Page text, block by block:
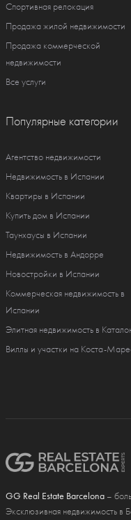
Спортивная релокация
Продажа жилой недвижимости
Продажа коммерческой
недвижимости
Все услуги
Популярные категории
Агентство недвижимости
Недвижимость в Испании
Квартиры в Испании
Купить дом в Испании
Таунхаусы в Испании
Недвижимость в Андорре
Новостройки в Испании
Коммерческая недвижимость в
Испании
Элитная недвижимость в
Виллы и участки на Коста-
GG Real Estate Barcelona –
Эксклюзивная недвижимость в